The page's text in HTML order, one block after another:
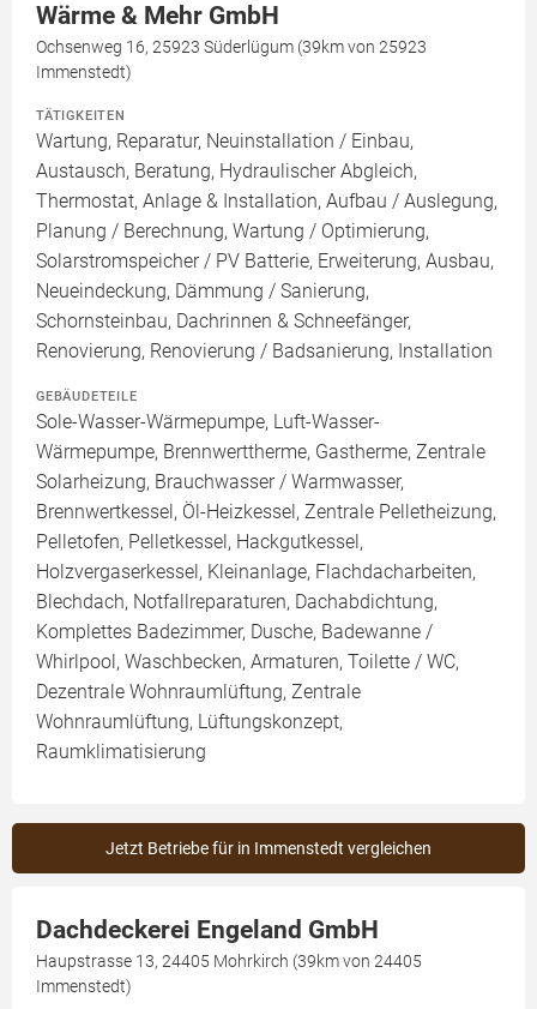
Wärme & Mehr GmbH
Ochsenweg 16, 25923 Süderlügum (39km von 25923
Immenstedt)
TÄTIGKEITEN
Wartung, Reparatur, Neuinstallation / Einbau,
Austausch, Beratung, Hydraulischer Abgleich,
Thermostat, Anlage & Installation, Aufbau / Auslegung,
Planung / Berechnung, Wartung / Optimierung,
Solarstromspeicher / PV Batterie, Erweiterung, Ausbau,
Neueindeckung, Dämmung / Sanierung,
Schornsteinbau, Dachrinnen & Schneefänger,
Renovierung, Renovierung / Badsanierung, Installation
GEBÄUDETEILE
Sole-Wasser-Wärmepumpe, Luft-Wasser-
Wärmepumpe, Brennwerttherme, Gastherme, Zentrale
Solarheizung, Brauchwasser / Warmwasser,
Brennwertkessel, Öl-Heizkessel, Zentrale Pelletheizung,
Pelletofen, Pelletkessel, Hackgutkessel,
Holzvergaserkessel, Kleinanlage, Flachdacharbeiten,
Blechdach, Notfallreparaturen, Dachabdichtung,
Komplettes Badezimmer, Dusche, Badewanne /
Whirlpool, Waschbecken, Armaturen, Toilette / WC,
Dezentrale Wohnraumlüftung, Zentrale
Wohnraumlüftung, Lüftungskonzept,
Raumklimatisierung
Jetzt Betriebe für in Immenstedt vergleichen
Dachdeckerei Engeland GmbH
Haupstrasse 13, 24405 Mohrkirch (39km von 24405
Immenstedt)